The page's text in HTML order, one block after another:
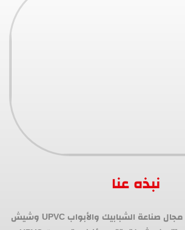
نبذه عنا
هي شركة رائدة في مجال صناعة الشبابيك والأبواب UPVC وشيش